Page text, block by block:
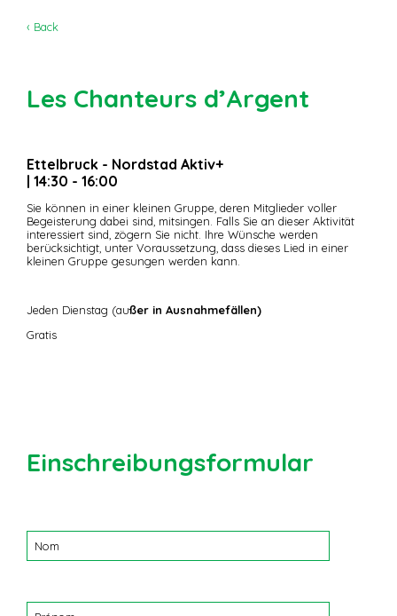
‹ Back
Les Chanteurs d’Argent
Ettelbruck - Nordstad Aktiv+
| 14:30 - 16:00
Sie können in einer kleinen Gruppe, deren Mitglieder voller
Begeisterung dabei sind, mitsingen. Falls Sie an dieser Aktivität
interessiert sind, zögern Sie nicht. Ihre Wünsche werden
berücksichtigt, unter Voraussetzung, dass dieses Lied in einer
kleinen Gruppe gesungen werden kann.
Jeden Dienstag (außer in Ausnahmefällen)
Gratis
Einschreibungsformular